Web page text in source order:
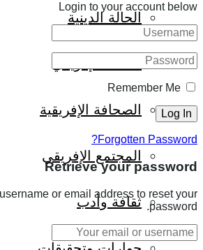
الحالة الدينية
الصحافة الإفريقية
المجتمع الإفريقي
ثقافة وأدب
Login to your account below
Remember Me
Forgotten Password?
Retrieve your password
or email address to reset your
password.